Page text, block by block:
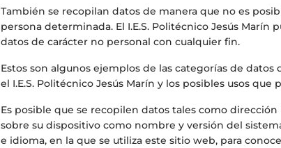
También se recopilan datos de manera que no es
persona determinada. El I.E.S. Politécnico Jesús
datos de carácter no personal con cualquier fin.
Estos son algunos ejemplos de las categorías de
el I.E.S. Politécnico Jesús Marín y los posibles usos que
Es posible que se recopilen datos tales como
sobre su dispositivo como nombre y versión del
e idioma, en la que se utiliza este sitio web, para